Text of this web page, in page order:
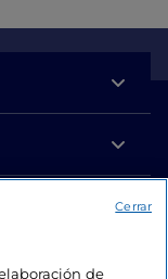
de
Cerrar